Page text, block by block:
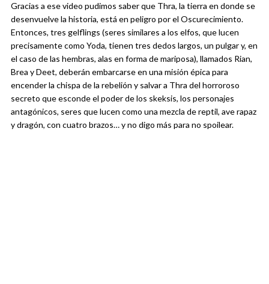
Gracias a ese video pudimos saber que Thra, la tierra en donde se
desenvuelve la historia, está en peligro por el Oscurecimiento.
Entonces, tres gelflings (seres similares a los elfos, que lucen
precisamente como Yoda, tienen tres dedos largos, un pulgar y, en
el caso de las hembras, alas en forma de mariposa), llamados Rian,
Brea y Deet, deberán embarcarse en una misión épica para
encender la chispa de la rebelión y salvar a Thra del horroroso
secreto que esconde el poder de los skeksis, los personajes
antagónicos, seres que lucen como una mezcla de reptil, ave rapaz
y dragón, con cuatro brazos… y no digo más para no spoilear.